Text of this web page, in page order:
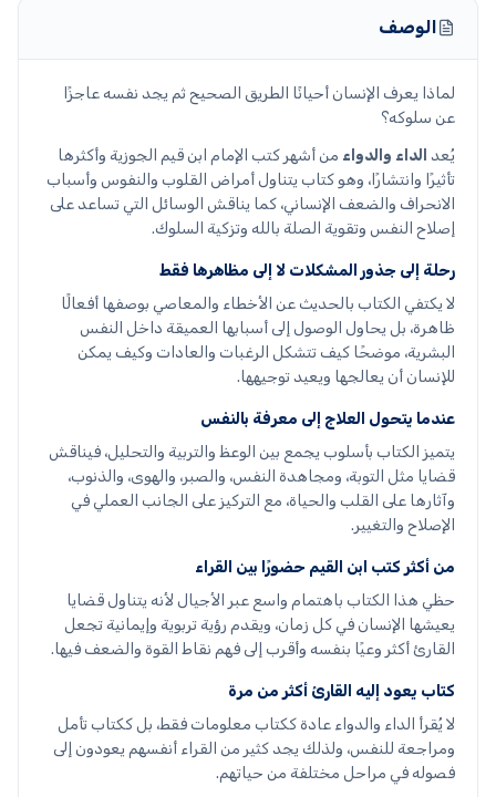
الوصف
لماذا يعرف الإنسان أحيانًا الطريق الصحيح ثم يجد نفسه عاجزًا
عن سلوكه؟
يُعد الداء والدواء من أشهر كتب الإمام ابن قيم الجوزية وأكثرها
تأثيرًا وانتشارًا، وهو كتاب يتناول أمراض القلوب والنفوس وأسباب
الانحراف والضعف الإنساني، كما يناقش الوسائل التي تساعد على
إصلاح النفس وتقوية الصلة بالله وتزكية السلوك.
رحلة إلى جذور المشكلات لا إلى مظاهرها فقط
لا يكتفي الكتاب بالحديث عن الأخطاء والمعاصي بوصفها أفعالًا
ظاهرة، بل يحاول الوصول إلى أسبابها العميقة داخل النفس
البشرية، موضحًا كيف تتشكل الرغبات والعادات وكيف يمكن
للإنسان أن يعالجها ويعيد توجيهها.
عندما يتحول العلاج إلى معرفة بالنفس
يتميز الكتاب بأسلوب يجمع بين الوعظ والتربية والتحليل، فيناقش
قضايا مثل التوبة، ومجاهدة النفس، والصبر، والهوى، والذنوب،
وآثارها على القلب والحياة، مع التركيز على الجانب العملي في
الإصلاح والتغيير.
من أكثر كتب ابن القيم حضورًا بين القراء
حظي هذا الكتاب باهتمام واسع عبر الأجيال لأنه يتناول قضايا
يعيشها الإنسان في كل زمان، ويقدم رؤية تربوية وإيمانية تجعل
القارئ أكثر وعيًا بنفسه وأقرب إلى فهم نقاط القوة والضعف فيها.
كتاب يعود إليه القارئ أكثر من مرة
لا يُقرأ الداء والدواء عادة ككتاب معلومات فقط، بل ككتاب تأمل
ومراجعة للنفس، ولذلك يجد كثير من القراء أنفسهم يعودون إلى
فصوله في مراحل مختلفة من حياتهم.